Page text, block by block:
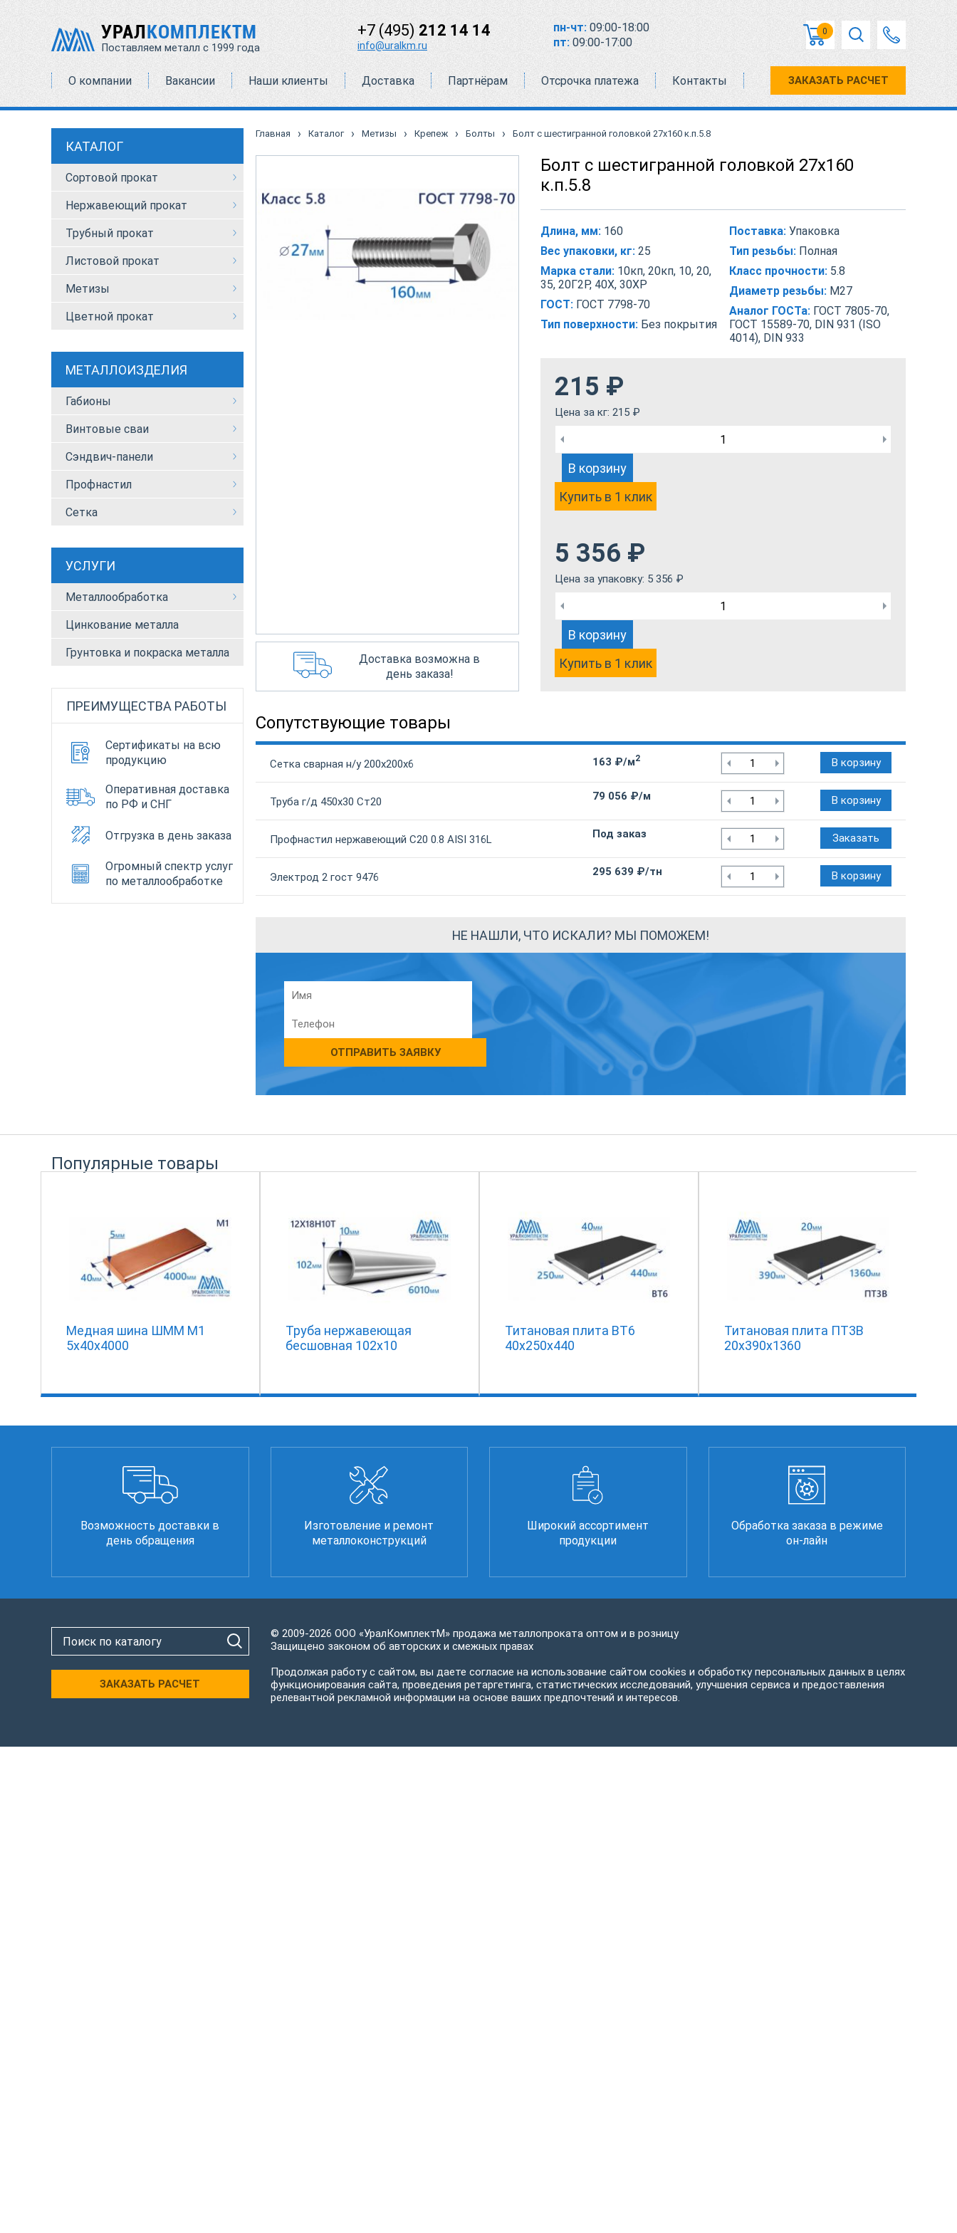
УРАЛКОМПЛЕКТМ
Поставляем металл с 1999 года
+7 (495) 212 14 14
info@uralkm.ru
пн-чт: 09:00-18:00
пт: 09:00-17:00
0
О компании Вакансии Наши клиенты Доставка Партнёрам Отсрочка платежа Контакты ЗАКАЗАТЬ РАСЧЕТ
КАТАЛОГ
Сортовой прокат
Нержавеющий прокат
Трубный прокат
Листовой прокат
Метизы
Цветной прокат
МЕТАЛЛОИЗДЕЛИЯ
Габионы
Винтовые сваи
Сэндвич-панели
Профнастил
Сетка
УСЛУГИ
Металлообработка
Цинкование металла
Грунтовка и покраска металла
ПРЕИМУЩЕСТВА РАБОТЫ
Сертификаты на всю
продукцию
Оперативная доставка
по РФ и СНГ
Отгрузка в день заказа
Огромный спектр услуг
по металлообработке
Главная › Каталог › Метизы › Крепеж › Болты › Болт с шестигранной головкой 27х160 к.п.5.8
Доставка возможна в
день заказа!
Болт с шестигранной головкой 27х160
к.п.5.8
Длина, мм: 160
Вес упаковки, кг: 25
Марка стали: 10кп, 20кп, 10, 20,
35, 20Г2Р, 40Х, 30ХР
ГОСТ: ГОСТ 7798-70
Тип поверхности: Без покрытия
Поставка: Упаковка
Тип резьбы: Полная
Класс прочности: 5.8
Диаметр резьбы: М27
Аналог ГОСТа: ГОСТ 7805-70,
ГОСТ 15589-70, DIN 931 (ISO
4014), DIN 933
215 ₽
Цена за кг: 215 ₽
В корзину
Купить в 1 клик
5 356 ₽
Цена за упаковку: 5 356 ₽
В корзину
Купить в 1 клик
Сопутствующие товары
Сетка сварная н/у 200х200х6 163 ₽/м2 В корзину
Труба г/д 450х30 Ст20 79 056 ₽/м В корзину
Профнастил нержавеющий С20 0.8 AISI 316L Под заказ Заказать
Электрод 2 гост 9476 295 639 ₽/тн В корзину
НЕ НАШЛИ, ЧТО ИСКАЛИ? МЫ ПОМОЖЕМ!
ОТПРАВИТЬ ЗАЯВКУ
Популярные товары
Медная шина ШММ М1
5х40х4000
Труба нержавеющая
бесшовная 102х10
Титановая плита ВТ6
40х250х440
Титановая плита ПТ3В
20х390х1360
Возможность доставки в
день обращения
Изготовление и ремонт
металлоконструкций
Широкий ассортимент
продукции
Обработка заказа в режиме
он-лайн
ЗАКАЗАТЬ РАСЧЕТ
© 2009-2026 ООО «УралКомплектМ» продажа металлопроката оптом и в розницу
Защищено законом об авторских и смежных правах
Продолжая работу с сайтом, вы даете согласие на использование сайтом cookies и обработку персональных данных в целях
функционирования сайта, проведения ретаргетинга, статистических исследований, улучшения сервиса и предоставления
релевантной рекламной информации на основе ваших предпочтений и интересов.